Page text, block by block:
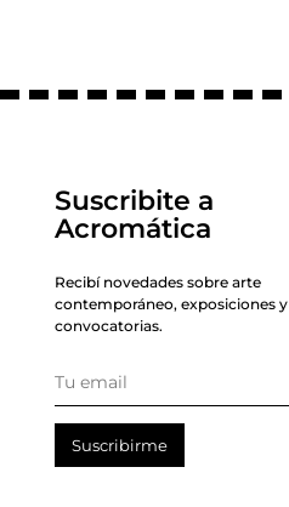
Suscribite a
Acromática
Recibí novedades sobre arte
contemporáneo, exposiciones y
convocatorias.
Suscribirme